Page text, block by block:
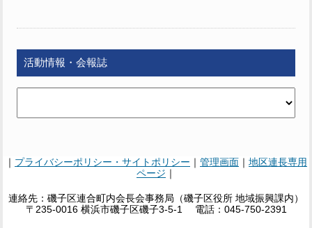
活動情報・会報誌
｜ プライバシーポリシー・サイトポリシー ｜ 管理画面 ｜ 地区連長専用
ページ ｜
連絡先：磯子区連合町内会長会事務局（磯子区役所 地域振興課内）
〒235-0016 横浜市磯子区磯子3-5-1 電話：045-750-2391